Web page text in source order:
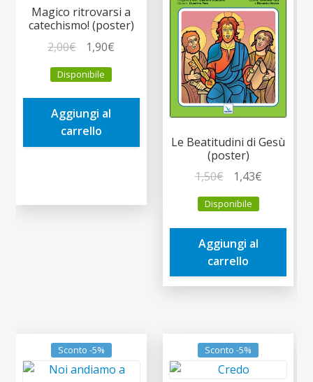
Magico ritrovarsi a
catechismo! (poster)
2,00€
prezzo
originale
era:
2,00€.
1,90€
è:
Disponibile
Aggiungi al
carrello
Le Beatitudini di Gesù
(poster)
1,50€
prezzo
originale
era:
1,50€.
1,43€Il
è:
Disponibile
Aggiungi al
carrello
Sconto -5% Sconto -5%